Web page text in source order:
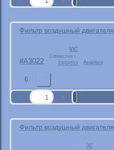
Фильтр воздушный двигателя
A3022
VIC
Совместим с
1500A513
Аналоги
6
Фильтр воздушный двигателя
JC